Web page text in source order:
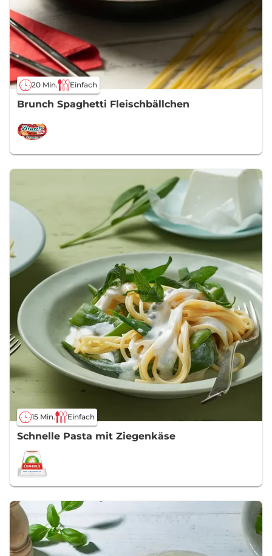
20 Min. Einfach
Brunch Spaghetti Fleischbällchen
15 Min. Einfach
Schnelle Pasta mit Ziegenkäse